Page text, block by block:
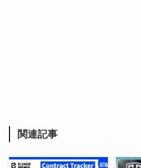
関連記事